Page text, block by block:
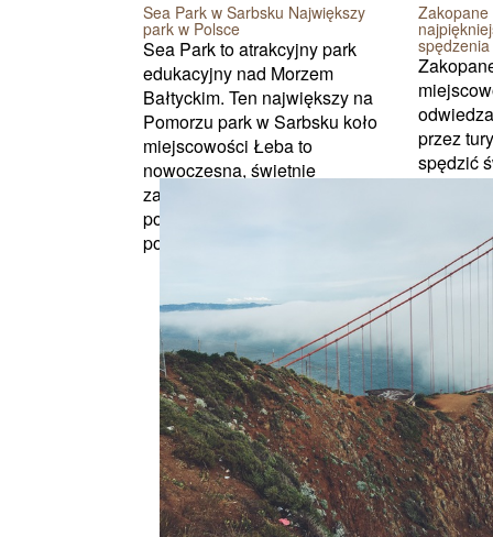
Sea Park w Sarbsku Największy
park w Polsce
Sea Park to atrakcyjny park
edukacyjny nad Morzem
Bałtyckim. Ten największy na
Pomorzu park w Sarbsku koło
miejscowości Łeba to
nowoczesna, świetnie
zagospodarowana
powierzchnia do rekreacji
podczas rodzinnych wcza...
przez
spędzić
idealne